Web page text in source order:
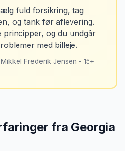
Oktober 2024
altid bilen fra alle
afhentning. Det har reddet
et par kilometer fra
før aflevering. Priserne
fuld forsikring, tag
og tank før aflevering.
principper, og du undgår
med billeje.
Frederik Jensen - 15+
fra Georgia